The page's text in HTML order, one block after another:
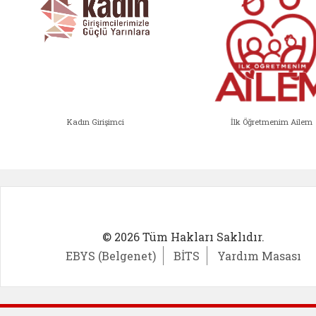
Kadın Girişimci İlk Öğretmenim Ailem
© 2026 Tüm Hakları Saklıdır.
EBYS (Belgenet)
BİTS Yardım Masası